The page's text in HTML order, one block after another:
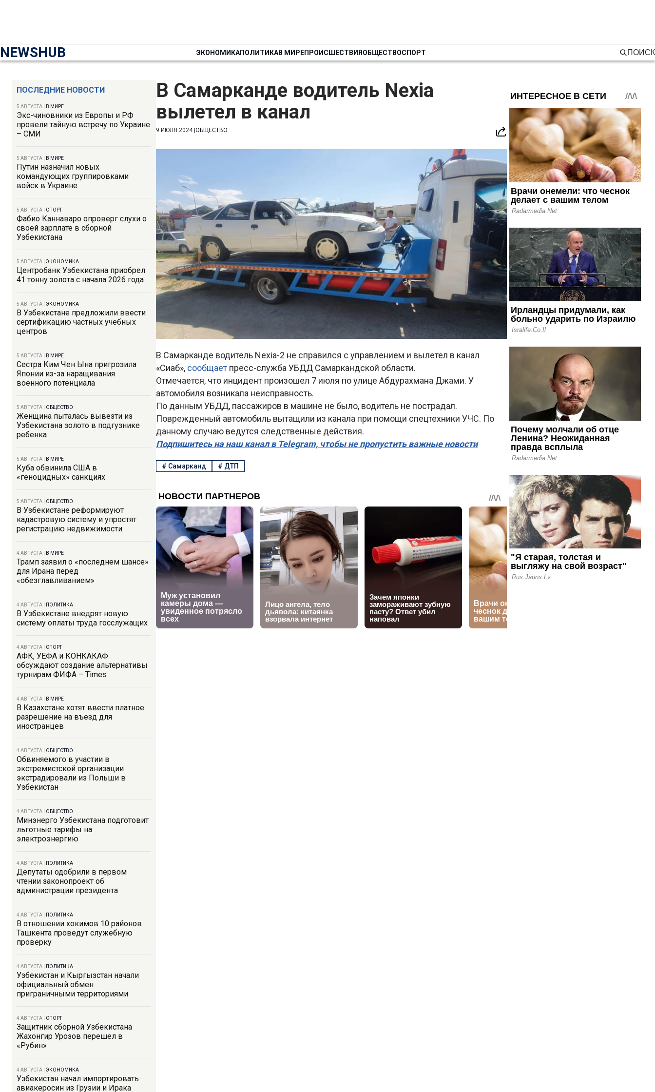
NEWSHUB ЭКОНОМИКАПОЛИТИКАВ МИРЕПРОИСШЕСТВИЯОБЩЕСТВОСПОРТ ПОИСК
ПОСЛЕДНИЕ НОВОСТИ
5 АВГУСТА В МИРЕ
Экс-чиновники из Европы и РФ
провели тайную встречу по Украине
– СМИ
5 АВГУСТА В МИРЕ
Путин назначил новых
командующих группировками
войск в Украине
5 АВГУСТА СПОРТ
Фабио Каннаваро опроверг слухи о
своей зарплате в сборной
Узбекистана
5 АВГУСТА ЭКОНОМИКА
Центробанк Узбекистана приобрел
41 тонну золота с начала 2026 года
5 АВГУСТА ЭКОНОМИКА
В Узбекистане предложили ввести
сертификацию частных учебных
центров
5 АВГУСТА В МИРЕ
Сестра Ким Чен Ына пригрозила
Японии из-за наращивания
военного потенциала
5 АВГУСТА ОБЩЕСТВО
Женщина пыталась вывезти из
Узбекистана золото в подгузнике
ребенка
5 АВГУСТА В МИРЕ
Куба обвинила США в
«геноцидных» санкциях
5 АВГУСТА ОБЩЕСТВО
В Узбекистане реформируют
кадастровую систему и упростят
регистрацию недвижимости
4 АВГУСТА В МИРЕ
Трамп заявил о «последнем шансе»
для Ирана перед
«обезглавливанием»
4 АВГУСТА ПОЛИТИКА
В Узбекистане внедрят новую
систему оплаты труда госслужащих
4 АВГУСТА СПОРТ
АФК, УЕФА и КОНКАКАФ
обсуждают создание альтернативы
турнирам ФИФА – Times
4 АВГУСТА В МИРЕ
В Казахстане хотят ввести платное
разрешение на въезд для
иностранцев
4 АВГУСТА ОБЩЕСТВО
Обвиняемого в участии в
экстремистской организации
экстрадировали из Польши в
Узбекистан
4 АВГУСТА ОБЩЕСТВО
Минэнерго Узбекистана подготовит
льготные тарифы на
электроэнергию
4 АВГУСТА ПОЛИТИКА
Депутаты одобрили в первом
чтении законопроект об
администрации президента
4 АВГУСТА ПОЛИТИКА
В отношении хокимов 10 районов
Ташкента проведут служебную
проверку
4 АВГУСТА ПОЛИТИКА
Узбекистан и Кыргызстан начали
официальный обмен
приграничными территориями
4 АВГУСТА СПОРТ
Защитник сборной Узбекистана
Жахонгир Урозов перешел в
«Рубин»
4 АВГУСТА ЭКОНОМИКА
Узбекистан начал импортировать
авиакеросин из Грузии и Ирака
В Самарканде водитель Nexia
вылетел в канал
9 ИЮЛЯ 2024| ОБЩЕСТВО
В Самарканде водитель Nexia-2 не справился с управлением и вылетел в канал
«Сиаб», сообщает пресс-служба УБДД Самаркандской области.
Отмечается, что инцидент произошел 7 июля по улице Абдурахмана Джами. У
автомобиля возникала неисправность.
По данным УБДД, пассажиров в машине не было, водитель не пострадал.
Поврежденный автомобиль вытащили из канала при помощи спецтехники УЧС. По
данному случаю ведутся следственные действия.
Подпишитесь на наш канал в Telegram, чтобы не пропустить важные новости
# Самарканд # ДТП